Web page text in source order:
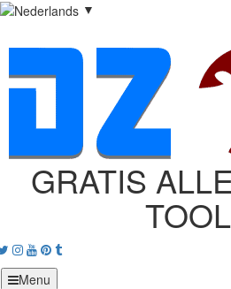
▼
GRATIS
Twitter
Instagram
Youtube
Pinterest
tumblr
Menu